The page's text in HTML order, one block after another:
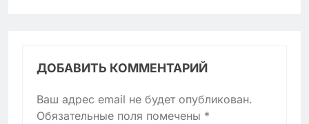
ДОБАВИТЬ КОММЕНТАРИЙ
Ваш адрес email не будет опубликован.
Обязательные поля помечены *